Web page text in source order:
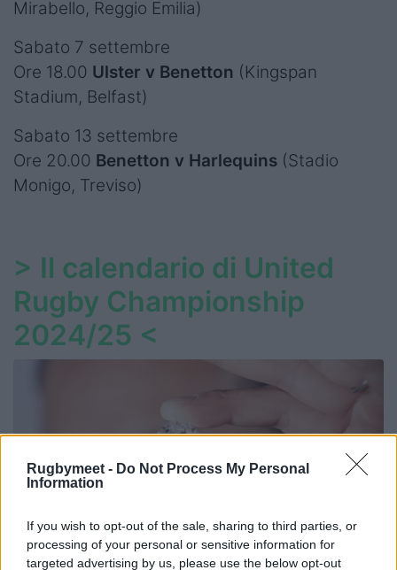
Rugbymeet - Do Not Process My Personal
Information
If you wish to opt-out of the sale, sharing to third parties, or
processing of your personal or sensitive information for
targeted advertising by us, please use the below opt-out
Mirabello, Reggio Emilia)
Sabato 7 settembre
Ore 18.00 Ulster v Benetton (Kingspan
Stadium, Belfast)
Sabato 13 settembre
Ore 20.00 Benetton v Harlequins (Stadio
Monigo, Treviso)
> Il calendario di United
Rugby Championship
2024/25 <